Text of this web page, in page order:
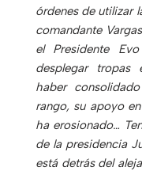
órdenes de utilizar
comandante
el Presidente
desplegar tropas
haber
rango, su apoyo
ha erosionado…
de la presidencia
está detrás del